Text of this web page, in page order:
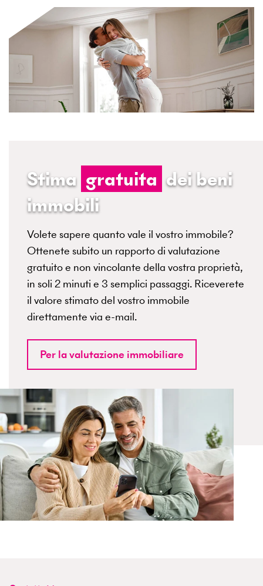
Stima gratuita dei beni
immobili
Volete sapere quanto vale il vostro immobile?
Ottenete subito un rapporto di valutazione
gratuito e non vincolante della vostra proprietà,
in soli 2 minuti e 3 semplici passaggi. Riceverete
il valore stimato del vostro immobile
direttamente via e-mail.
Per la valutazione immobiliare